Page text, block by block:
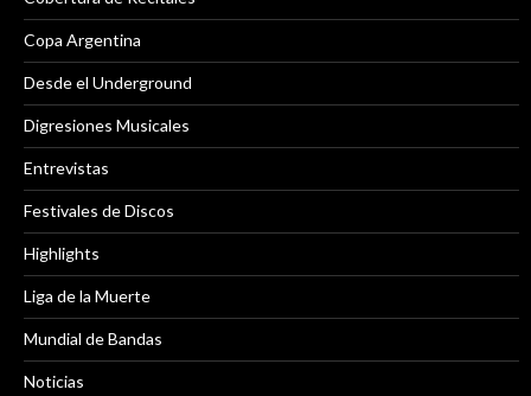
Copa Argentina
Desde el Underground
Digresiones Musicales
Entrevistas
Festivales de Discos
Highlights
Liga de la Muerte
Mundial de Bandas
Noticias